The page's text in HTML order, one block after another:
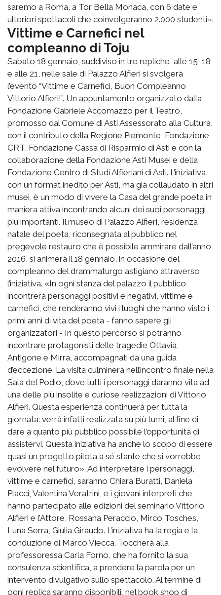
saremo a Roma, a Tor Bella Monaca, con 6 date e
ulteriori spettacoli che coinvolgeranno 2.000 studenti».
Vittime e Carnefici nel
compleanno di Toju
Sabato 18 gennaio, suddiviso in tre repliche, alle 15, 18
e alle 21, nelle sale di Palazzo Alfieri si svolgerà
l’evento “Vittime e Carnefici, Buon Compleanno
Vittorio Alfieri!”. Un appuntamento organizzato dalla
Fondazione Gabriele Accomazzo per il Teatro,
promosso dal Comune di Asti Assessorato alla Cultura,
con il contributo della Regione Piemonte, Fondazione
CRT, Fondazione Cassa di Risparmio di Asti e con la
collaborazione della Fondazione Asti Musei e della
Fondazione Centro di Studi Alfieriani di Asti. L’iniziativa,
con un format inedito per Asti, ma già collaudato in altri
musei, è un modo di vivere la Casa del grande poeta in
maniera attiva incontrando alcuni dei suoi personaggi
più importanti. Il museo di Palazzo Alfieri, residenza
natale del poeta, riconsegnata al pubblico nel
pregevole restauro che è possibile ammirare dall’anno
2016, si animerà il 18 gennaio, in occasione del
compleanno del drammaturgo astigiano attraverso
l’iniziativa. «In ogni stanza del palazzo il pubblico
incontrerà personaggi positivi e negativi, vittime e
carnefici, che renderanno vivi i luoghi che hanno visto i
primi anni di vita del poeta - fanno sapere gli
organizzatori - In questo percorso si potranno
incontrare protagonisti delle tragedie Ottavia,
Antigone e Mirra, accompagnati da una guida
d’eccezione. La visita culminerà nell’incontro finale nella
Sala del Podio, dove tutti i personaggi daranno vita ad
una delle più insolite e curiose realizzazioni di Vittorio
Alfieri. Questa esperienza continuerà per tutta la
giornata: verrà infatti realizzata su più turni, al fine di
dare a quanto più pubblico possibile l’opportunità di
assistervi. Questa iniziativa ha anche lo scopo di essere
quasi un progetto pilota a sé stante che si vorrebbe
evolvere nel futuro». Ad interpretare i personaggi,
vittime e carnefici, saranno Chiara Buratti, Daniela
Placci, Valentina Veratrini, e i giovani interpreti che
hanno partecipato alle edizioni del seminario Vittorio
Alfieri e l’Attore, Rossana Peraccio, Mirco Tosches,
Luna Serra, Giulia Giraudo. L’iniziativa ha la regia e la
conduzione di Marco Viecca. Toccherà alla
professoressa Carla Forno, che ha fornito la sua
consulenza scientifica, a prendere la parola per un
intervento divulgativo sullo spettacolo. Al termine di
ogni replica saranno disponibili, nel book shop di